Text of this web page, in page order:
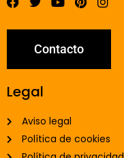
Contacto
Legal
Aviso legal
Política de cookies